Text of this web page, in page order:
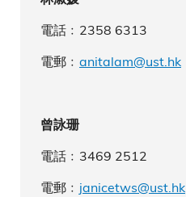
電話﹕2358 6313
電郵﹕ anitalam@ust.hk
曾詠珊
電話﹕3469 2512
電郵﹕ janicetws@ust.hk